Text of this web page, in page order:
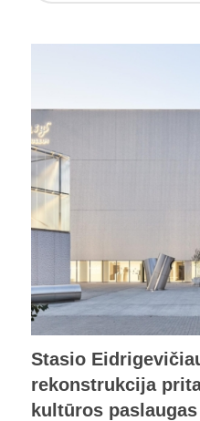
Stasio
rekonstrukcija
kultūros paslaugas